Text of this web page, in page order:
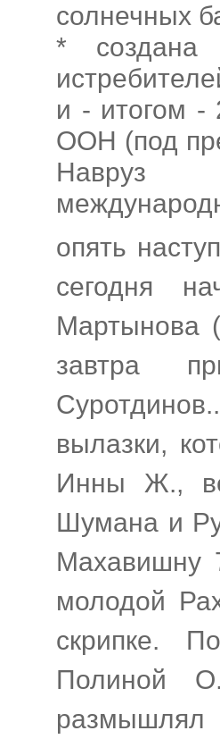
солнечных
* создана
и - итогом -
ООН (под
Навруз
опять
сегодня
Мартынова
завтра
вылазки,
Инны Ж.,
Шумана и
Махавишну
молодой
скрипке.
Полиной